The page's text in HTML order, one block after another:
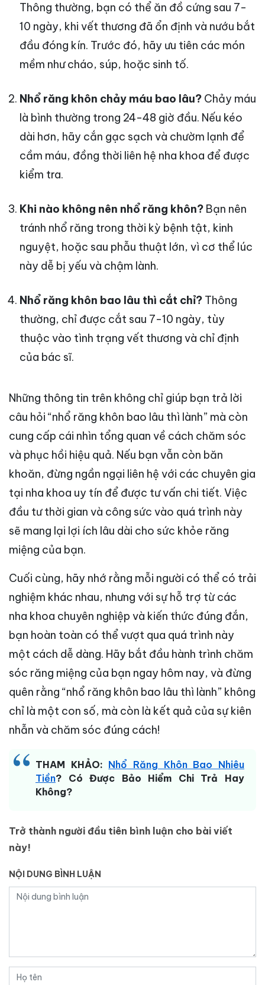
Thông thường, bạn có thể ăn đồ cứng sau 7-
10 ngày, khi vết thương đã ổn định và nướu bắt
đầu đóng kín. Trước đó, hãy ưu tiên các món
mềm như cháo, súp, hoặc sinh tố.
Nhổ răng khôn chảy máu bao lâu? Chảy máu
là bình thường trong 24-48 giờ đầu. Nếu kéo
dài hơn, hãy cắn gạc sạch và chườm lạnh để
cầm máu, đồng thời liên hệ nha khoa để được
kiểm tra.
Khi nào không nên nhổ răng khôn? Bạn nên
tránh nhổ răng trong thời kỳ bệnh tật, kinh
nguyệt, hoặc sau phẫu thuật lớn, vì cơ thể lúc
này dễ bị yếu và chậm lành.
Nhổ răng khôn bao lâu thì cắt chỉ? Thông
thường, chỉ được cắt sau 7-10 ngày, tùy
thuộc vào tình trạng vết thương và chỉ định
của bác sĩ.
Những thông tin trên không chỉ giúp bạn trả lời
câu hỏi “nhổ răng khôn bao lâu thì lành” mà còn
cung cấp cái nhìn tổng quan về cách chăm sóc
và phục hồi hiệu quả. Nếu bạn vẫn còn băn
khoăn, đừng ngần ngại liên hệ với các chuyên gia
tại nha khoa uy tín để được tư vấn chi tiết. Việc
đầu tư thời gian và công sức vào quá trình này
sẽ mang lại lợi ích lâu dài cho sức khỏe răng
miệng của bạn.
Cuối cùng, hãy nhớ rằng mỗi người có thể có trải
nghiệm khác nhau, nhưng với sự hỗ trợ từ các
nha khoa chuyên nghiệp và kiến thức đúng đắn,
bạn hoàn toàn có thể vượt qua quá trình này
một cách dễ dàng. Hãy bắt đầu hành trình chăm
sóc răng miệng của bạn ngay hôm nay, và đừng
quên rằng “nhổ răng khôn bao lâu thì lành” không
chỉ là một con số, mà còn là kết quả của sự kiên
nhẫn và chăm sóc đúng cách!
THAM KHẢO: Nhổ Răng Khôn Bao Nhiêu
Tiền? Có Được Bảo Hiểm Chi Trả Hay
Không?
Trở thành người đầu tiên bình luận cho bài viết
này!
NỘI DUNG BÌNH LUẬN